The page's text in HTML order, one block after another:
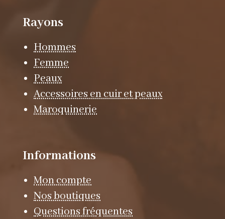
Rayons
Hommes
Femme
Peaux
Accessoires en cuir et peaux
Maroquinerie
Informations
Mon compte
Nos boutiques
Questions fréquentes